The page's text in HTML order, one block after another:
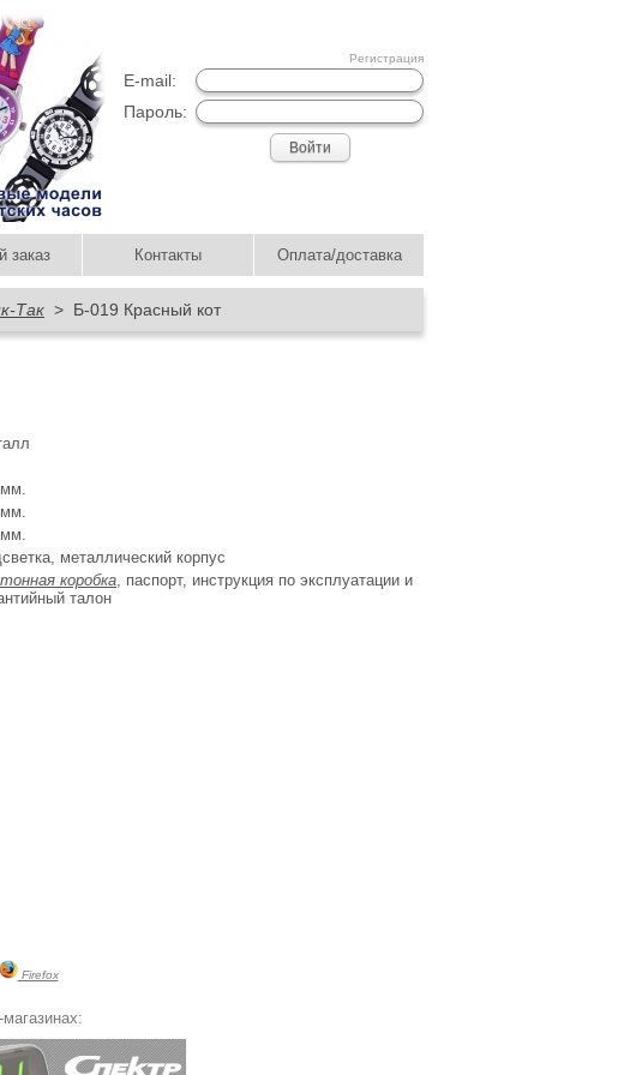
Регистрация
E-mail:
Пароль:
заказ Контакты Оплата/доставка
Так > Б-019 Красный кот
металлический корпус
коробка, паспорт, инструкция по эксплуатации и
талон
Firefox